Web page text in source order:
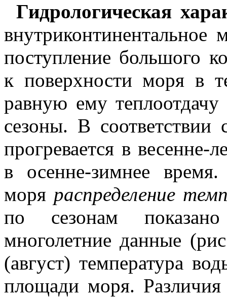
Гидрологическая
внутриконтинентальное
поступление большого
к поверхности моря в
равную ему
сезоны. В соответствии
прогревается в весенне-
в осенне-зимнее
моря распределение
по сезонам
многолетние данные
(август) температура
площади моря.